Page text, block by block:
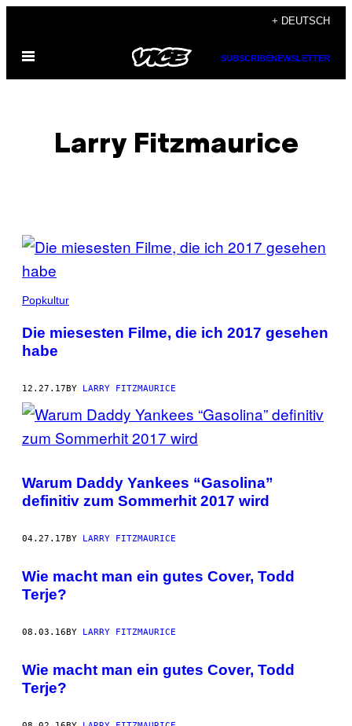
content
+ DEUTSCH
Open
SUBSCRIBENEWSLETTER
Larry Fitzmaurice
POSTS
BY
THIS
AUTHOR
Popkultur
Die miesesten Filme, die ich 2017 gesehen
habe
12.27.17BY LARRY FITZMAURICE
Warum Daddy Yankees “Gasolina”
definitiv zum Sommerhit 2017 wird
04.27.17BY LARRY FITZMAURICE
Wie macht man ein gutes Cover, Todd
Terje?
08.03.16BY LARRY FITZMAURICE
Wie macht man ein gutes Cover, Todd
Terje?